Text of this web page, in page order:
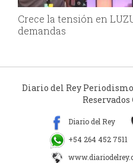
Crece la tensión en
demandas
Diario del Rey
Reservados
Diario del Rey
+54 264 452 7511